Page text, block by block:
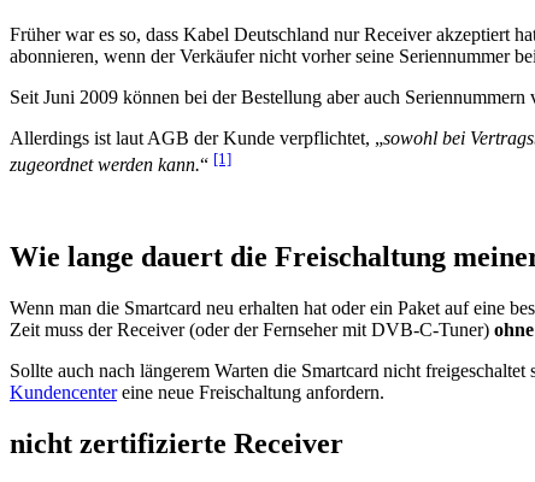
Früher war es so, dass Kabel Deutschland nur Receiver akzeptiert
abonnieren, wenn der Verkäufer nicht vorher seine Seriennummer
Seit Juni 2009 können bei der Bestellung aber auch
Allerdings ist laut AGB der Kunde verpflichtet, „sowohl bei
zugeordnet werden kann.“ [1]
Wie lange dauert die Freischaltung
Wenn man die Smartcard neu erhalten hat oder ein Paket auf eine
Zeit muss der Receiver (oder der Fernseher mit DVB-C-Tuner)
Sollte auch nach längerem Warten die Smartcard nicht
Kundencentereine neue Freischaltung anfordern.
nicht zertifizierte Receiver